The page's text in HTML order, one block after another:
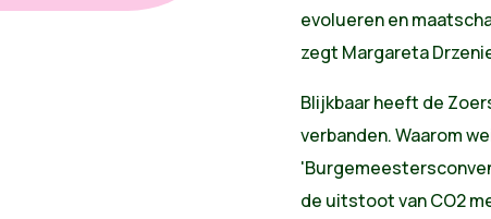
evolueren en
zegt Margareta
Blijkbaar heeft de
verbanden. Waarom
de uitstoot van CO2